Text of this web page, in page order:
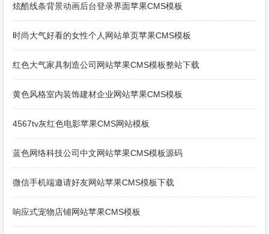
炫酷线条背景动画后台登录界面苹果CMS模板
时尚大气好看的女性个人网站单页苹果CMS模板
红色大气家具制造公司网站苹果CMS模板整站下载
黄色风格室内装饰建材企业网站苹果CMS模板
4567tv灰红色电影苹果CMS网站模板
蓝色网络科技公司中文网站苹果CMS模板源码
微信手机端邀请好友网站苹果CMS模板下载
响应式宠物店铺网站苹果CMS模板